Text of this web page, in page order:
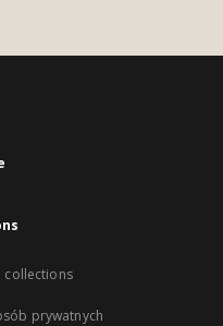
collections
prywatnych